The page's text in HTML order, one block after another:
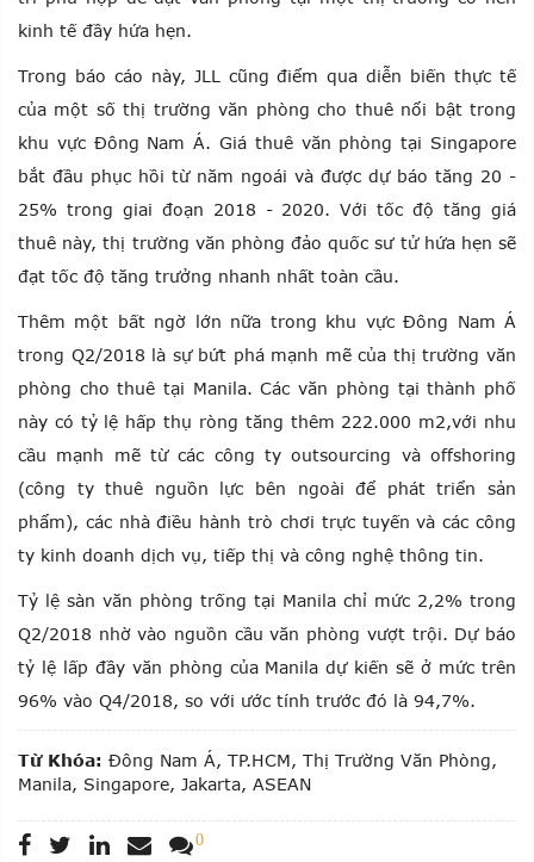
kinh tế đầy hứa hẹn.
Trong báo cáo này, JLL cũng điểm qua diễn biến thực tế
của một số thị trường văn phòng cho thuê nổi bật trong
khu vực Đông Nam Á. Giá thuê văn phòng tại Singapore
bắt đầu phục hồi từ năm ngoái và được dự báo tăng 20 -
25% trong giai đoạn 2018 - 2020. Với tốc độ tăng giá
thuê này, thị trường văn phòng đảo quốc sư tử hứa hẹn sẽ
đạt tốc độ tăng trưởng nhanh nhất toàn cầu.
Thêm một bất ngờ lớn nữa trong khu vực Đông Nam Á
trong Q2/2018 là sự bứt phá mạnh mẽ của thị trường văn
phòng cho thuê tại Manila. Các văn phòng tại thành phố
này có tỷ lệ hấp thụ ròng tăng thêm 222.000 m2,với nhu
cầu mạnh mẽ từ các công ty outsourcing và offshoring
(công ty thuê nguồn lực bên ngoài để phát triển sản
phẩm), các nhà điều hành trò chơi trực tuyến và các công
ty kinh doanh dịch vụ, tiếp thị và công nghệ thông tin.
Tỷ lệ sàn văn phòng trống tại Manila chỉ mức 2,2% trong
Q2/2018 nhờ vào nguồn cầu văn phòng vượt trội. Dự báo
tỷ lệ lấp đầy văn phòng của Manila dự kiến sẽ ở mức trên
96% vào Q4/2018, so với ước tính trước đó là 94,7%.
Từ Khóa: Đông Nam Á, TP.HCM, Thị Trường Văn Phòng,
Manila, Singapore, Jakarta, ASEAN
0